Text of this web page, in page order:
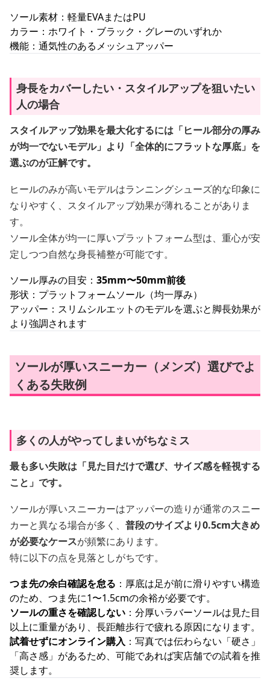
ソール素材：軽量EVAまたはPU
カラー：ホワイト・ブラック・グレーのいずれか
機能：通気性のあるメッシュアッパー
身長をカバーしたい・スタイルアップを狙いたい
人の場合
スタイルアップ効果を最大化するには「ヒール部分の厚み
が均一でないモデル」より「全体的にフラットな厚底」を
選ぶのが正解です。
ヒールのみが高いモデルはランニングシューズ的な印象に
なりやすく、スタイルアップ効果が薄れることがありま
す。
ソール全体が均一に厚いプラットフォーム型は、重心が安
定しつつ自然な身長補整が可能です。
ソール厚みの目安： 35mm〜50mm前後
形状：プラットフォームソール（均一厚み）
アッパー：スリムシルエットのモデルを選ぶと脚長効果が
より強調されます
ソールが厚いスニーカー（メンズ）選びでよ
くある失敗例
多くの人がやってしまいがちなミス
最も多い失敗は「見た目だけで選び、サイズ感を軽視する
こと」です。
ソールが厚いスニーカーはアッパーの造りが通常のスニー
カーと異なる場合が多く、 普段のサイズより0.5cm大きめ
が必要なケースが頻繁にあります。
特に以下の点を見落としがちです。
つま先の余白確認を怠る ：厚底は足が前に滑りやすい構造
のため、つま先に1〜1.5cmの余裕が必要です。
ソールの重さを確認しない ：分厚いラバーソールは見た目
以上に重量があり、長距離歩行で疲れる原因になります。
試着せずにオンライン購入 ：写真では伝わらない「硬さ」
「高さ感」があるため、可能であれば実店舗での試着を推
奨します。